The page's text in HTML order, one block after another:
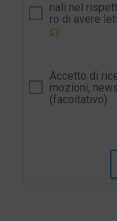
nali nel
ro di avere
cy
Accetto di
mozioni,
(facoltativo)